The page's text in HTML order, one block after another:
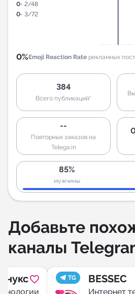
0- 2/48
0- 3/72
0%Emoji Reaction Rate рекламных
384
Всего публикаций*
--
Повторных заказов на
Telega.in
85%
мужчины
Добавьте
каналы
TG BESSEC
Интернет